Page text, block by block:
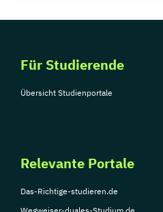
Für Studierende
Übersicht Studienportale
Relevante Portale
Das-Richtige-studieren.de